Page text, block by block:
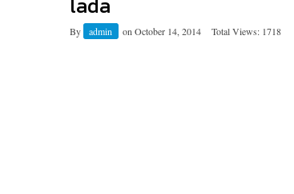
By admin on October 14, 2014 Total Views: 1718